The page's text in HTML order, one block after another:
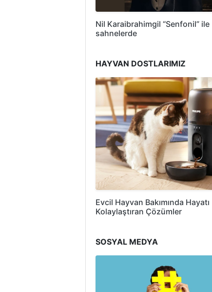
Nil Karaibrahimgil “Senfonil” ile
sahnelerde
HAYVAN DOSTLARIMIZ
Evcil Hayvan Bakımında Hayatı
Kolaylaştıran Çözümler
SOSYAL MEDYA